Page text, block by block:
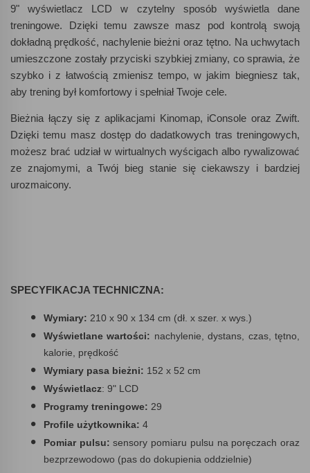
9" wyświetlacz LCD w czytelny sposób wyświetla dane
treningowe. Dzięki temu zawsze masz pod kontrolą swoją
dokładną prędkość, nachylenie bieżni oraz tętno. Na uchwytach
umieszczone zostały przyciski szybkiej zmiany, co sprawia, że
szybko i z łatwością zmienisz tempo, w jakim biegniesz tak,
aby trening był komfortowy i spełniał Twoje cele.
Bieżnia łączy się z aplikacjami Kinomap, iConsole oraz Zwift.
Dzięki temu masz dostęp do dadatkowych tras treningowych,
możesz brać udział w wirtualnych wyścigach albo rywalizować
ze znajomymi, a Twój bieg stanie się ciekawszy i bardziej
urozmaicony.
SPECYFIKACJA TECHNICZNA:
Wymiary: 210 x 90 x 134 cm (dł. x szer. x wys.)
Wyświetlane wartości: nachylenie, dystans, czas, tętno,
kalorie, prędkość
Wymiary pasa bieżni: 152 x 52 cm
Wyświetlacz: 9" LCD
Programy treningowe: 29
Profile użytkownika: 4
Pomiar pulsu: sensory pomiaru pulsu na poręczach oraz
bezprzewodowo (pas do dokupienia oddzielnie)